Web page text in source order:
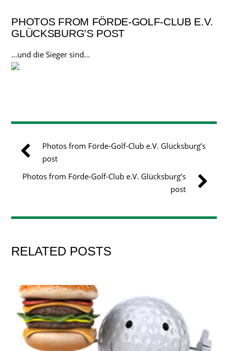
PHOTOS FROM FÖRDE-GOLF-CLUB E.V.
GLÜCKSBURG’S POST
…und die Sieger sind…
Photos from Förde-Golf-Club e.V. Glücksburg’s
post
Photos from Förde-Golf-Club e.V. Glücksburg’s
post
RELATED POSTS